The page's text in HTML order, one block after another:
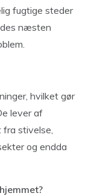
fugtige steder
næsten
hvilket gør
lever af
fra stivelse,
og endda